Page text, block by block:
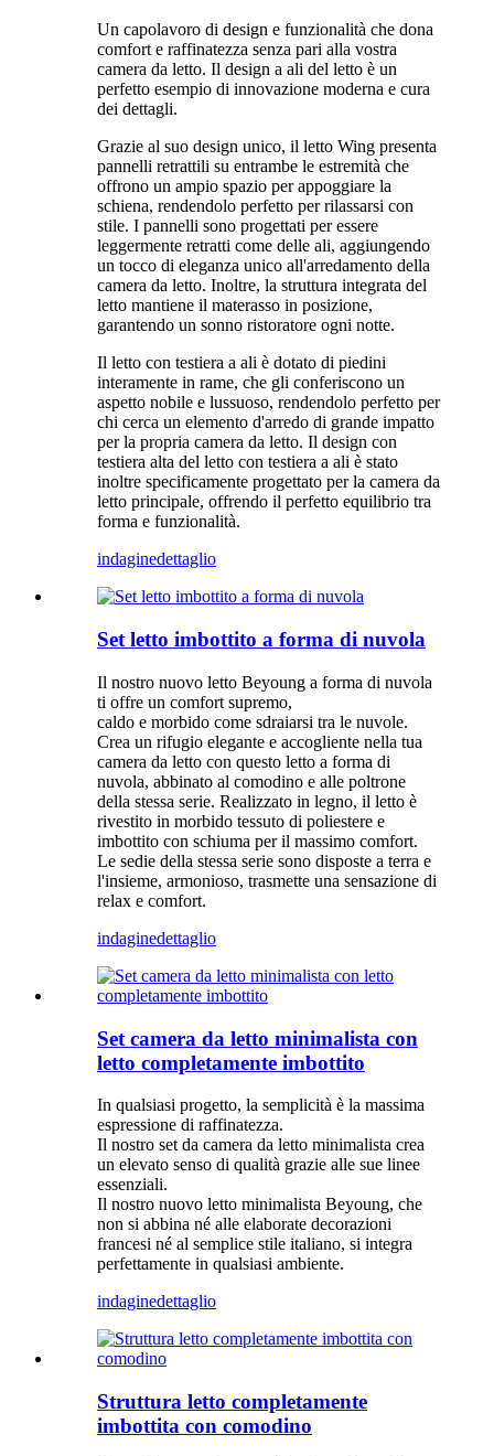
Un capolavoro di design e funzionalità che dona
comfort e raffinatezza senza pari alla vostra
camera da letto. Il design a ali del letto è un
perfetto esempio di innovazione moderna e cura
dei dettagli.
Grazie al suo design unico, il letto Wing presenta
pannelli retrattili su entrambe le estremità che
offrono un ampio spazio per appoggiare la
schiena, rendendolo perfetto per rilassarsi con
stile. I pannelli sono progettati per essere
leggermente retratti come delle ali, aggiungendo
un tocco di eleganza unico all'arredamento della
camera da letto. Inoltre, la struttura integrata del
letto mantiene il materasso in posizione,
garantendo un sonno ristoratore ogni notte.
Il letto con testiera a ali è dotato di piedini
interamente in rame, che gli conferiscono un
aspetto nobile e lussuoso, rendendolo perfetto per
chi cerca un elemento d'arredo di grande impatto
per la propria camera da letto. Il design con
testiera alta del letto con testiera a ali è stato
inoltre specificamente progettato per la camera da
letto principale, offrendo il perfetto equilibrio tra
forma e funzionalità.
indaginedettaglio
Set letto imbottito a forma di nuvola
Il nostro nuovo letto Beyoung a forma di nuvola
ti offre un comfort supremo,
caldo e morbido come sdraiarsi tra le nuvole.
Crea un rifugio elegante e accogliente nella tua
camera da letto con questo letto a forma di
nuvola, abbinato al comodino e alle poltrone
della stessa serie. Realizzato in legno, il letto è
rivestito in morbido tessuto di poliestere e
imbottito con schiuma per il massimo comfort.
Le sedie della stessa serie sono disposte a terra e
l'insieme, armonioso, trasmette una sensazione di
relax e comfort.
indaginedettaglio
Set camera da letto minimalista con
letto completamente imbottito
In qualsiasi progetto, la semplicità è la massima
espressione di raffinatezza.
Il nostro set da camera da letto minimalista crea
un elevato senso di qualità grazie alle sue linee
essenziali.
Il nostro nuovo letto minimalista Beyoung, che
non si abbina né alle elaborate decorazioni
francesi né al semplice stile italiano, si integra
perfettamente in qualsiasi ambiente.
indaginedettaglio
Struttura letto completamente
imbottita con comodino